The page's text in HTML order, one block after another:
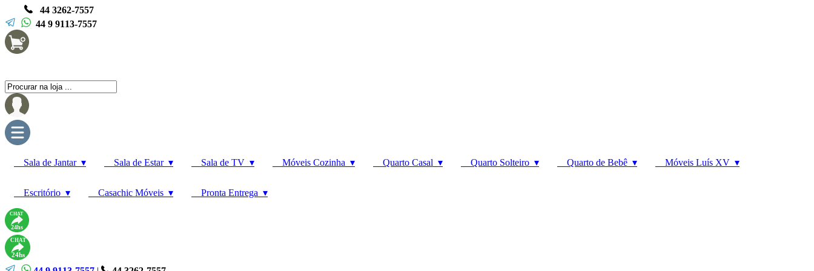
44 3262-7557
44 9 9113-7557
Sala de Jantar ▾ Sala de Estar ▾ Sala de TV ▾ Móveis Cozinha ▾ Quarto Casal ▾ Quarto Solteiro ▾ Quarto de Bebê ▾ Móveis Luís XV ▾
Escritório ▾ Casachic Móveis ▾ Pronta Entrega ▾
CHAT
24hs
CHAT
24hs